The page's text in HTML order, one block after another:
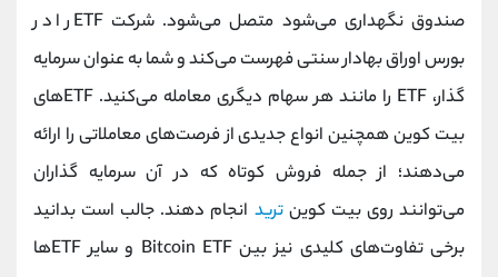
صندوق نگهداری می‌شود متصل می‌شود. شرکت ETF را در
بورس اوراق بهادار سنتی فهرست می‌کند و شما به عنوان سرمایه
گذار، ETF را مانند هر سهام دیگری معامله می‌کنید. ETFهای
بیت کوین همچنین انواع جدیدی از فرصت‌های معاملاتی را ارائه
می‌دهند؛ از جمله فروش کوتاه که در آن سرمایه گذاران
می‌توانند روی بیت کوینترید انجام دهند. جالب است بدانید
برخی تفاوت‌های کلیدی نیز بین Bitcoin ETF و سایر ETFها